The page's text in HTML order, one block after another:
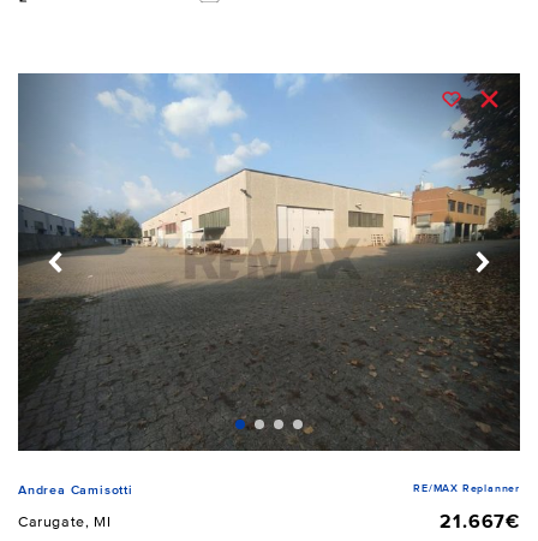
Andrea Camisotti RE/MAX Replanner
Carugate, MI
21.667€